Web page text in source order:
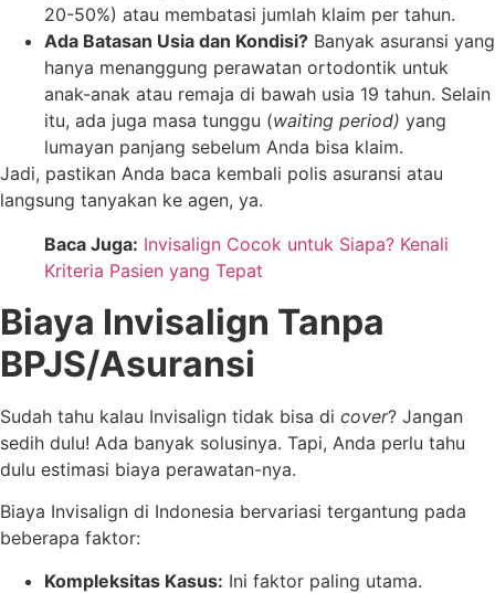
20-50%) atau membatasi jumlah klaim per tahun.
Ada Batasan Usia dan Kondisi? Banyak asuransi yang
hanya menanggung perawatan ortodontik untuk
anak-anak atau remaja di bawah usia 19 tahun. Selain
itu, ada juga masa tunggu (waiting period) yang
lumayan panjang sebelum Anda bisa klaim.
Jadi, pastikan Anda baca kembali polis asuransi atau
langsung tanyakan ke agen, ya.
Baca Juga: Invisalign Cocok untuk Siapa? Kenali
Kriteria Pasien yang Tepat
Biaya Invisalign Tanpa
BPJS/Asuransi
Sudah tahu kalau Invisalign tidak bisa di cover? Jangan
sedih dulu! Ada banyak solusinya. Tapi, Anda perlu tahu
dulu estimasi biaya perawatan-nya.
Biaya Invisalign di Indonesia bervariasi tergantung pada
beberapa faktor:
Kompleksitas Kasus: Ini faktor paling utama.